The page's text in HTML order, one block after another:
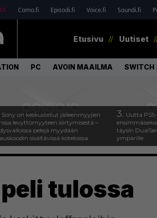
Como.fi Episodi.fi Voice.fi Soundi.fi
Etusivu Uutiset
PC AVOIN MAAILMA SWITCH
Sony on keskustellut jälleenmyyjien
levyttömyyteen siirtymisestä –
pelejä myydään
sisältävissä koteloissa
3. Uutta
täysin
ympärille
tulossa